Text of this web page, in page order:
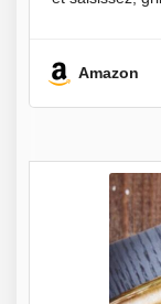
Amazon